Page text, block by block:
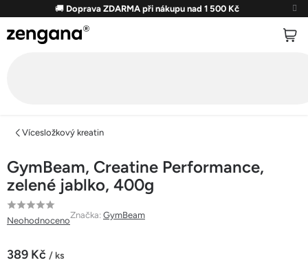
obsah
🚚 Doprava ZDARMA při nákupu nad 1 500 Kč
Vícesložkový kreatin
GymBeam, Creatine Performance,
zelené jablko, 400g
Průměrné
hodnocení
je
Neohodnoceno
Značka: GymBeam
389 Kč / ks